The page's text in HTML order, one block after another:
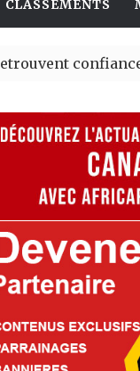
CLASSEMENTS
confiance dans